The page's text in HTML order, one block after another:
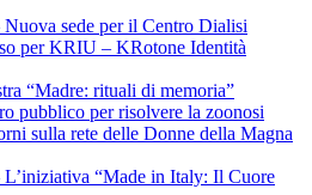
sede per il Centro Dialisi
per KRIU – KRotone Identità
“Madre: rituali di memoria”
pubblico per risolvere la zoonosi
sulla rete delle Donne della Magna
“Made in Italy: Il Cuore